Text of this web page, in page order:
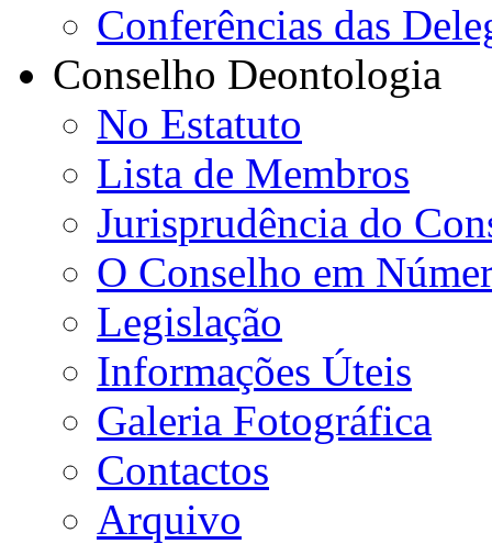
Conferências das
Conselho Deontologia
No Estatuto
Lista de Membros
Jurisprudência do
O Conselho em
Legislação
Informações Úteis
Galeria Fotográfica
Contactos
Arquivo